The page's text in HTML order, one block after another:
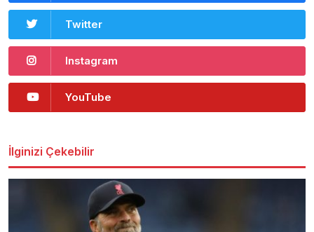
Twitter
Instagram
YouTube
İlginizi Çekebilir